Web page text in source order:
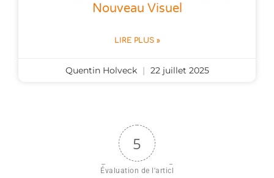
Nouveau Visuel
LIRE PLUS »
Quentin Holveck 22 juillet 2025
5
Évaluation de l'articl